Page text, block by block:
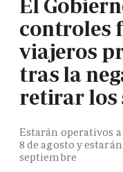
El
controles
viajeros
tras la
retirar los
Estarán operativos
8 de agosto y
septiembre